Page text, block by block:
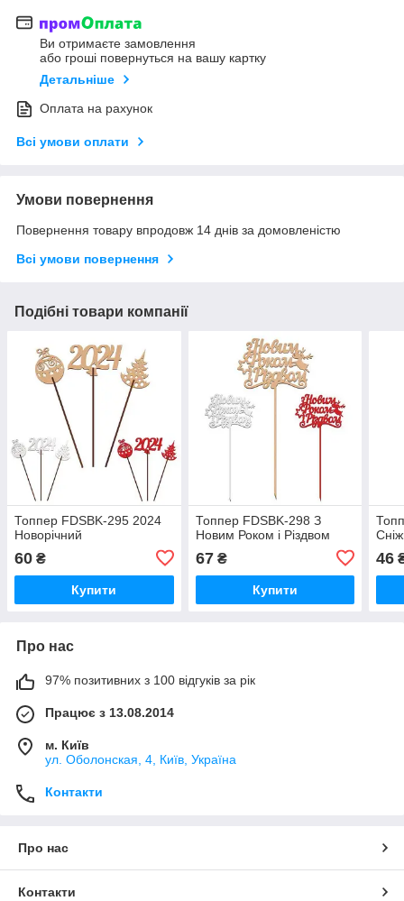
Ви отримаєте замовлення
або гроші повернуться на вашу картку
Детальніше
Оплата на рахунок
Всі умови оплати
Умови повернення
Повернення товару впродовж 14 днів за домовленістю
Всі умови повернення
Подібні товари компанії
Топпер FDSBK-295 2024
Новорічний
60 ₴
Купити
Топпер FDSBK-298 З
Новим Роком і Різдвом
67₴
Купити
46
Про нас
97% позитивних з 100 відгуків за рік
Працює з 13.08.2014
м. Київ
ул. Оболонская, 4, Київ, Україна
Контакти
Про нас
Контакти